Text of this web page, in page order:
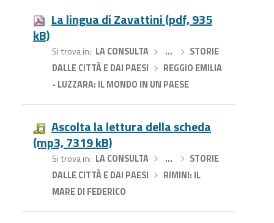
La lingua di Zavattini (pdf, 935
kB)
Si trova in LA CONSULTA› …
STORIE
DALLE CITTÀ E DAI PAESI
REGGIO EMILIA
- LUZZARA: IL MONDO IN UN PAESE
Ascolta la lettura della scheda
(mp3, 7319 kB)
Si trova in LA CONSULTA› …
STORIE
DALLE CITTÀ E DAI PAESI
RIMINI: IL
MARE DI FEDERICO